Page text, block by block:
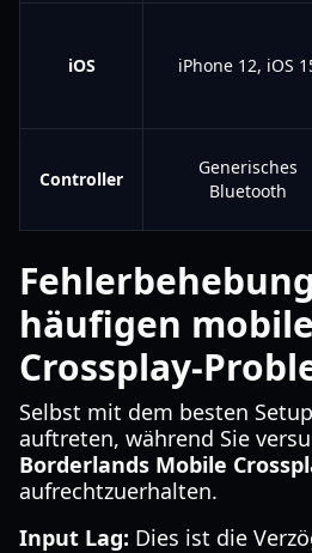
iOS iPhone 12, iOS
Controller
Generisches
Bluetooth
häufigen
Crossplay-
Selbst mit dem besten
auftreten, während Sie
Borderlands Mobile
aufrechtzuerhalten.
Input Lag: Dies ist die